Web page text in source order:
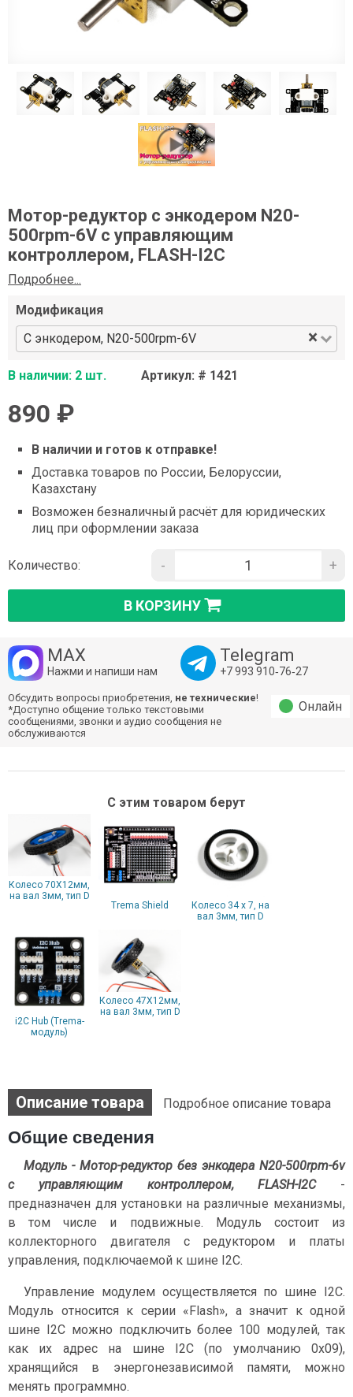
Мотор-редуктор с энкодером N20-
500rpm-6V с управляющим
контроллером, FLASH-I2C
Подробнее...
Модификация
С энкодером, N20-500rpm-6V
×
В наличии: 2 шт. Артикул: # 1421
890 ₽
В наличии и готов к отправке!
Доставка товаров по России, Белоруссии,
Казахстану
Возможен безналичный расчёт для юридических
лиц при оформлении заказа
Количество: - +
В КОРЗИНУ
MAX
Нажми и напиши нам
Telegram
+7 993 910‑76‑27
Обсудить вопросы приобретения, не технические!
*Доступно общение только текстовыми
сообщениями, звонки и аудио сообщения не
обслуживаются
Онлайн
С этим товаром берут
Колесо 70X12мм,
на вал 3мм, тип D
Trema Shield
Колесо 34 х 7, на
вал 3мм, тип D
i2C Hub (Trema-
модуль)
Колесо 47X12мм,
на вал 3мм, тип D
Описание товара Подробное описание товара
Общие сведения
Модуль - Мотор-редуктор без энкодера N20-500rpm-6v
с управляющим контроллером, FLASH-I2C-
предназначен для установки на различные механизмы,
в том числе и подвижные. Модуль состоит из
коллекторного двигателя с редуктором и платы
управления, подключаемой к шине I2С.
Управление модулем осуществляется по шине I2C.
Модуль относится к серии «Flash», а значит к одной
шине I2C можно подключить более 100 модулей, так
как их адрес на шине I2C (по умолчанию 0x09),
хранящийся в энергонезависимой памяти, можно
менять программно.